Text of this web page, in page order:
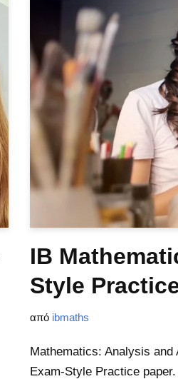
IB
Style
από ibmaths
Mathematics: Analysis and
Exam-Style Practice